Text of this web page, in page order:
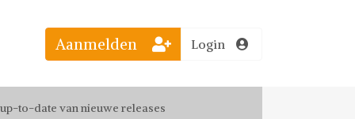
jouw favoriete looks
to-date van nieuwe releases
Aanmelden Login